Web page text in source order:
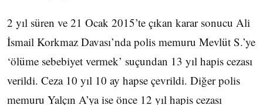
2 yıl süren ve 21 Ocak 2015’te çıkan karar sonucu Ali
İsmail Korkmaz Davası’nda polis memuru Mevlüt S.’ye
‘ölüme sebebiyet vermek’ suçundan 13 yıl hapis cezası
verildi. Ceza 10 yıl 10 ay hapse çevrildi. Diğer polis
memuru Yalçın A’ya ise önce 12 yıl hapis cezası